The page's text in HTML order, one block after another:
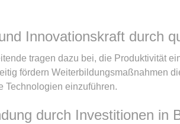
Innovationskraft durch
tragen dazu bei, die Produktivität
fördern Weiterbildungsmaßnahmen
Technologien einzuführen.
durch Investitionen in